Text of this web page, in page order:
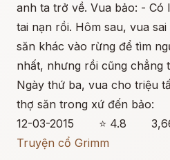
anh ta trở về. Vua bảo: - Có
tai nạn rồi. Hôm sau, vua
săn khác vào rừng để tìm
nhất, nhưng rồi cũng chẳng
Ngày thứ ba, vua cho triệu
thợ săn trong xứ đến bảo:
12-03-2015
⭐ 4.8
Truyện cổ Grimm